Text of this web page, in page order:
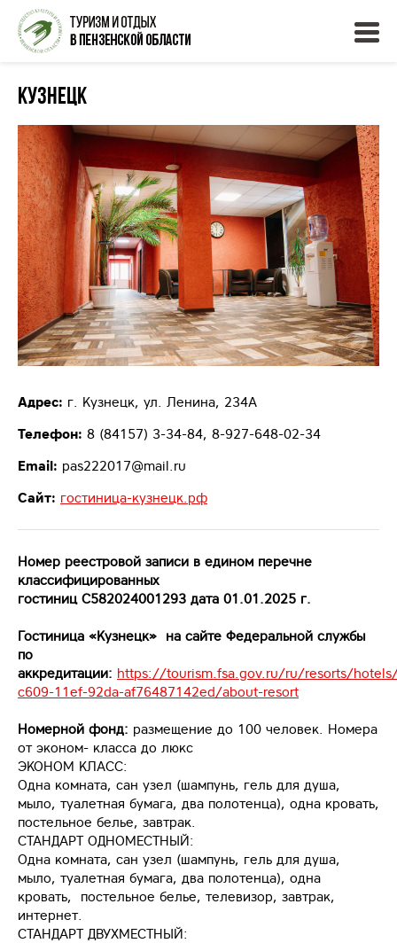
Кузнецк
Адрес: г. Кузнецк, ул. Ленина, 234А
Телефон: 8 (84157) 3-34-84, 8-927-648-02-34
Email: pas222017@mail.ru
Сайт: гостиница-кузнецк.рф
Номер реестровой записи в едином перечне
классифицированных
гостиниц С582024001293 дата 01.01.2025 г.
Гостиница «Кузнецк» на сайте Федеральной службы
по
аккредитации: https://tourism.fsa.gov.ru/ru/resorts/
c609-11ef-92da-af76487142ed/about-resort
Номерной фонд: размещение до 100 человек. Номера
от эконом- класса до люкс
ЭКОНОМ КЛАСС:
Одна комната, сан узел (шампунь, гель для душа,
мыло, туалетная бумага, два полотенца), одна кровать,
постельное белье, завтрак.
СТАНДАРТ ОДНОМЕСТНЫЙ:
Одна комната, сан узел (шампунь, гель для душа,
мыло, туалетная бумага, два полотенца), одна
кровать, постельное белье, телевизор, завтрак,
интернет.
СТАНДАРТ ДВУХМЕСТНЫЙ: